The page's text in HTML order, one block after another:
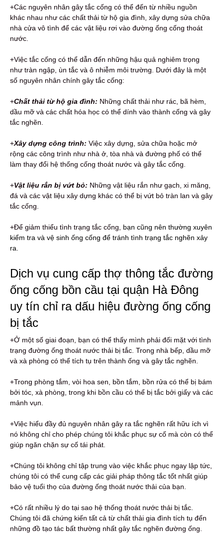
+Các nguyên nhân gây tắc cống có thể đến từ nhiều nguồn
khác nhau như các chất thải từ hộ gia đình, xây dựng sửa chữa
nhà cửa vô tình để các vật liệu rơi vào đường ống cống thoát
nước.
+Việc tắc cống có thể dẫn đến những hậu quả nghiêm trọng
như tràn ngập, ùn tắc và ô nhiễm môi trường. Dưới đây là một
số nguyên nhân chính gây tắc cống:
+Chất thải từ hộ gia đình: Những chất thải như rác, bã hèm,
dầu mỡ và các chất hóa học có thể dính vào thành cống và gây
tắc nghẽn.
+Xây dựng công trình: Việc xây dựng, sửa chữa hoặc mở
rộng các công trình như nhà ở, tòa nhà và đường phố có thể
làm thay đổi hệ thống cống thoát nước và gây tắc cống.
+Vật liệu rắn bị vứt bỏ: Những vật liệu rắn như gạch, xi măng,
đá và các vật liệu xây dựng khác có thể bị vứt bỏ tràn lan và gây
tắc cống.
+Để giảm thiểu tình trạng tắc cống, bạn cũng nên thường xuyên
kiểm tra và vệ sinh ống cống để tránh tình trạng tắc nghẽn xảy
ra.
Dịch vụ cung cấp thợ thông tắc đường
ống cống bồn cầu tại quận Hà Đông
uy tín chỉ ra dấu hiệu đường ống cống
bị tắc
+Ở một số giai đoạn, bạn có thể thấy mình phải đối mặt với tình
trạng đường ống thoát nước thải bị tắc. Trong nhà bếp, dầu mỡ
và xà phòng có thể tích tụ trên thành ống và gây tắc nghẽn.
+Trong phòng tắm, vòi hoa sen, bồn tắm, bồn rửa có thể bị bám
bởi tóc, xà phòng, trong khi bồn cầu có thể bị tắc bởi giấy và các
mảnh vụn.
+Việc hiểu đầy đủ nguyên nhân gây ra tắc nghẽn rất hữu ích vì
nó không chỉ cho phép chúng tôi khắc phục sự cố mà còn có thể
giúp ngăn chặn sự cố tái phát.
+Chúng tôi không chỉ tập trung vào việc khắc phục ngay lập tức,
chúng tôi có thể cung cấp các giải pháp thông tắc tốt nhất giúp
bảo vệ tuổi thọ của đường ống thoát nước thải của bạn.
+Có rất nhiều lý do tại sao hệ thống thoát nước thải bị tắc.
Chúng tôi đã chứng kiến ​​tất cả từ chất thải gia đình tích tụ đến
những đồ tạo tác bất thường nhất gây tắc nghẽn đường ống.